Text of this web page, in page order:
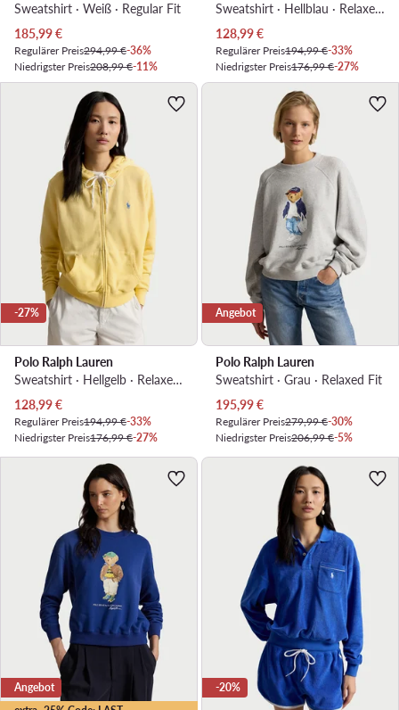
Sweatshirt · Weiß · Regular Fit
Aktueller Preis
185,99€
Regulärer Preis294,99 €-36%
Niedrigster Preis208,99 €-11%
Sweatshirt · Hellblau · Relaxed Fit
Aktueller Preis
128,99€
Regulärer Preis194,99 €-33%
Niedrigster Preis176,99 €-27%
-27%
Polo Ralph Lauren
Sweatshirt · Hellgelb · Relaxed Fit
Aktueller Preis
128,99€
Regulärer Preis194,99 €-33%
Niedrigster Preis176,99 €-27%
Angebot
Polo Ralph Lauren
Sweatshirt · Grau · Relaxed Fit
Aktueller Preis
195,99€
Regulärer Preis279,99 €-30%
Niedrigster Preis206,99 €-5%
Angebot -20%